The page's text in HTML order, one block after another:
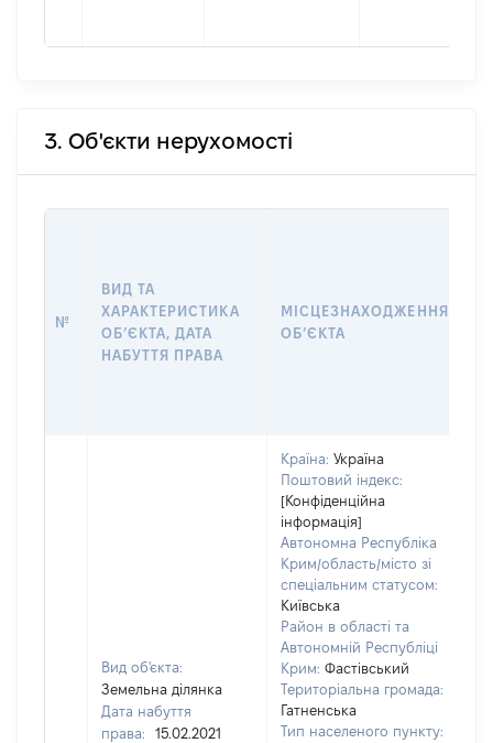
3. Об'єкти нерухомості
№
ВИД ТА
ХАРАКТЕРИСТИКА
ОБʼЄКТА, ДАТА
НАБУТТЯ ПРАВА
МІСЦЕЗНАХОДЖЕННЯ
ОБʼЄКТА
Вид об'єкта:
Земельна ділянка
Дата набуття
права:
15.02.2021
Країна: Україна
Поштовий індекс:
[Конфіденційна
інформація]
Автономна Республіка
Крим/область/місто зі
спеціальним статусом:
Київська
Район в області та
Автономній Республіці
Крим: Фастівський
Територіальна громада:
Гатненська
Тип населеного пункту: